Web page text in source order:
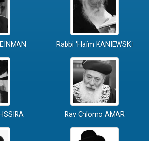
Rabbi 'Haïm KANIEWSKI
Rav Chlomo AMAR